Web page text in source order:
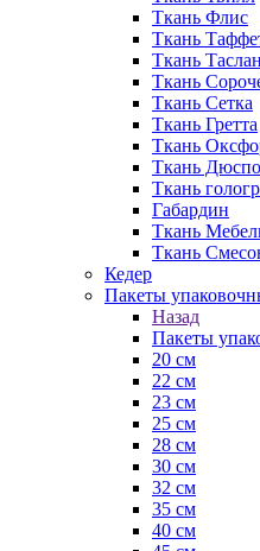
Ткань Флис
Ткань
Ткань Таслан
Ткань
Ткань Сетка
Ткань Гретта
Ткань
Ткань Дюспо
Ткань
Габардин
Ткань
Ткань
Кедер
Пакеты
Назад
Пакеты
20 см
22 см
23 см
25 см
28 см
30 см
32 см
35 см
40 см